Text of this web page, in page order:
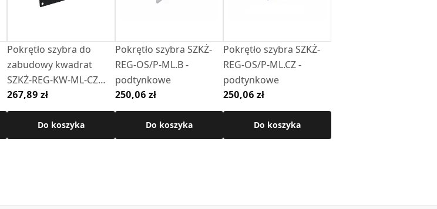
Pokrętło szybra do
zabudowy kwadrat
SZKŻ-REG-KW-ML-CZ
(czarne)
267,89 zł
Do koszyka
Pokrętło szybra SZKŻ-
REG-OS/P-ML.B -
podtynkowe
250,06 zł
Do koszyka
Pokrętło szybra SZKŻ-
REG-OS/P-ML.CZ -
podtynkowe
250,06 zł
Do koszyka